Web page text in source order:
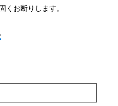
くお断りします。